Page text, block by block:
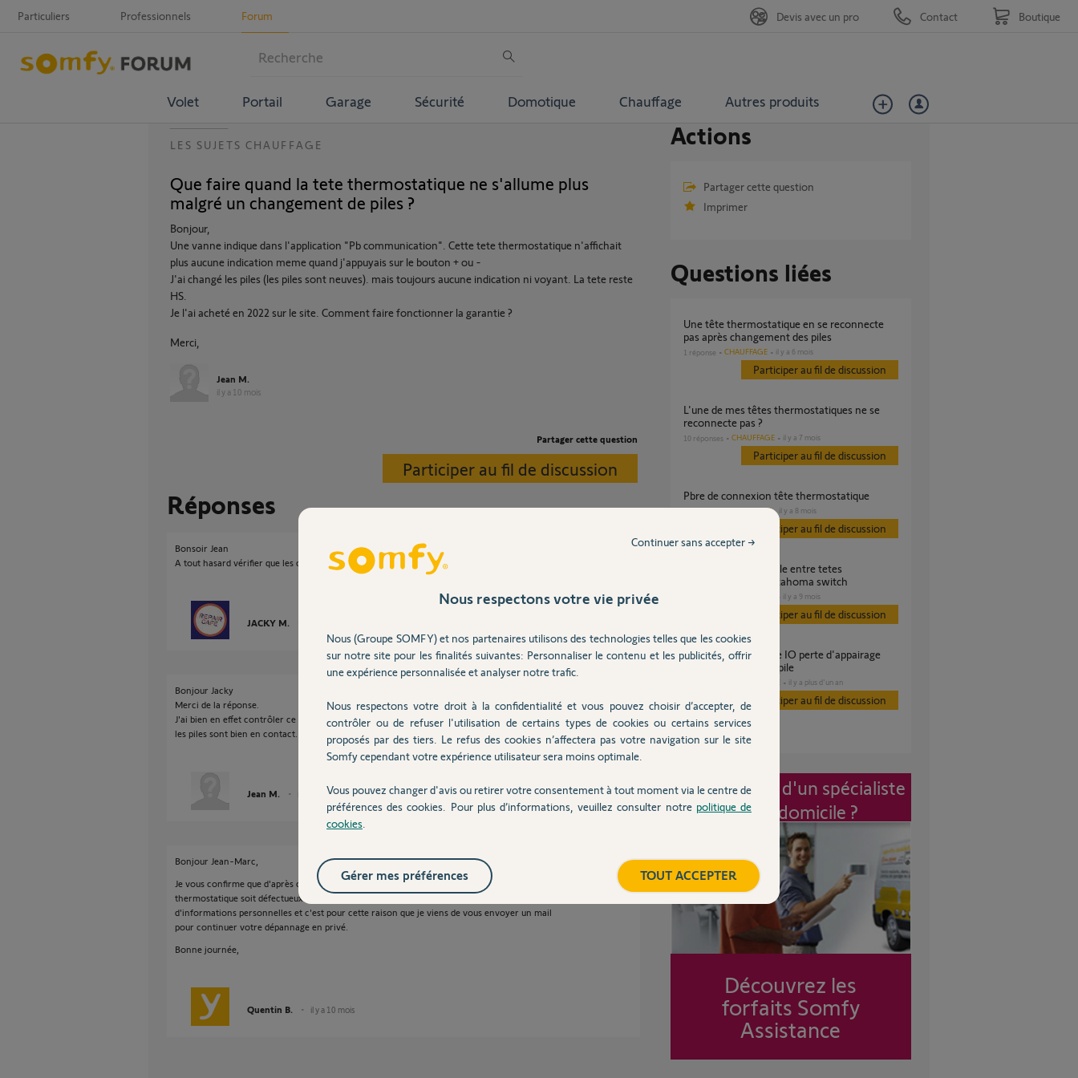
Particuliers Professionnels Forum
Volet Portail Garage Sécurité Domotique Chauffage Autres produits
Devis avec un pro Contact Boutique
LES SUJETS CHAUFFAGE
Que faire quand la tete thermostatique ne s'allume plus
malgré un changement de piles ?
Bonjour,
Une vanne indique dans l'application "Pb communication". Cette tete thermostatique n'affichait
plus aucune indication meme quand j'appuyais sur le bouton + ou -
J'ai changé les piles (les piles sont neuves). mais toujours aucune indication ni voyant. La tete reste
HS.
Je l'ai acheté en 2022 sur le site. Comment faire fonctionner la garantie ?
Merci,
Jean M.
il y a 10 mois
Partager cette question
Participer au fil de discussion
Réponses
Bonsoir Jean
A tout hasard vérifier que les contacts du boitier ne sont pas oxydés ou détendu.
JACKY M.
Bonjour Jacky
Merci de la réponse.
J'ai bien en effet contrôler ce point. J'ai gratté les contacts mais pas de souci de ce coté là :
les piles sont bien en contact.
Jean M. il y a 10 mois
Bonjour Jean-Marc,
Je vous confirme que d'après ce que vous nous indiquez, il semblerait que votre tête
thermostatique soit défectueux. Afin de gérer votre SAV, je vais avoir besoin
d'informations personnelles et c'est pour cette raison que je viens de vous envoyer un mail
pour continuer votre dépannage en privé.
Bonne journée,
Quentin B. il y a 10 mois
Actions
Partager cette question
Imprimer
Questions liées
Une tête thermostatique en se reconnecte
pas après changement des piles
1 réponse CHAUFFAGE il y a 6 mois
Participer au fil de discussion
L'une de mes têtes thermostatiques ne se
reconnecte pas ?
10 réponses CHAUFFAGE il y a 7 mois
Participer au fil de discussion
Pbre de connexion tête thermostatique
4réponses CHAUFFAGE il y a 8 mois
Participer au fil de discussion
thermostatiques et tahoma switch
il y a 9 mois
Participer au fil de discussion
Tete Thermostatique IO perte d'appairage
depuis changement pile
DOMOTIQUE il y a plus d'un an
Participer au fil de discussion
Intervention d'un spécialiste
à mon domicile ?
Découvrez les
forfaits Somfy
Assistance
Nous respectons votre vie privée
Nous (Groupe SOMFY) et nos partenaires utilisons des technologies telles que les cookies
sur notre site pour les finalités suivantes: Personnaliser le contenu et les publicités, offrir
une expérience personnalisée et analyser notre trafic.
Nous respectons votre droit à la confidentialité et vous pouvez choisir d’accepter, de
contrôler ou de refuser l'utilisation de certains types de cookies ou certains services
proposés par des tiers. Le refus des cookies n’affectera pas votre navigation sur le site
Somfy cependant votre expérience utilisateur sera moins optimale.
Vous pouvez changer d'avis ou retirer votre consentement à tout moment via le centre de
préférences des cookies. Pour plus d’informations, veuillez consulter notre politique de
cookies
Continuer sans accepter →
TOUT ACCEPTER
Gérer mes préférences